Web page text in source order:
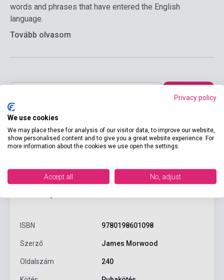
words and phrases that have entered the English
language.
Tovább olvasom
Kosárba
ISBN 9780198601098
Szerző James Morwood
Oldalszám 240
Privacy policy
We use cookies
We may place these for analysis of our visitor data, to improve our website,
show personalised content and to give you a great website experience. For
more information about the cookies we use open the settings.
Accept all No, adjust